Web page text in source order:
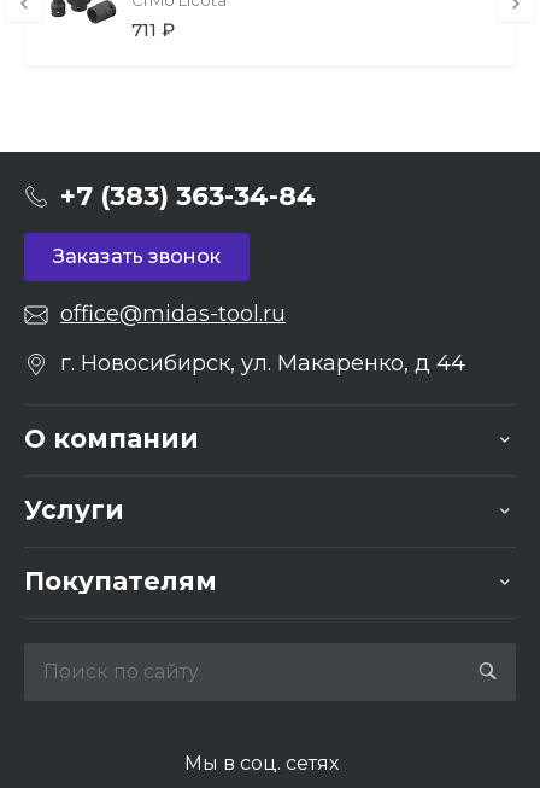
711 ₽
+7 (383) 363-34-84
Заказать звонок
office@midas-tool.ru
г. Новосибирск, ул. Макаренко, д 44
О компании
Услуги
Покупателям
Мы в соц. сетях